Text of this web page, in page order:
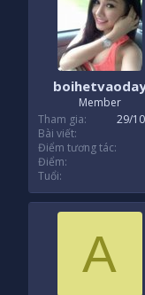
Member
Tham gia
29/
Bài viết
Điểm tương tác
Điểm
Tuổi
A